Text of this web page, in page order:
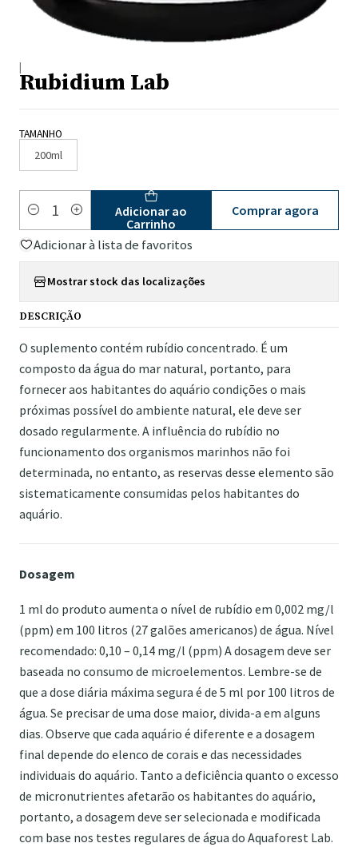
|
Rubidium Lab
TAMANHO
200ml
Quantidade
Adicionar ao
Carrinho
Comprar agora
Adicionar à lista de favoritos
Mostrar stock das localizações
DESCRIÇÃO
O suplemento contém rubídio concentrado. É um
composto da água do mar natural, portanto, para
fornecer aos habitantes do aquário condições o mais
próximas possível do ambiente natural, ele deve ser
dosado regularmente. A influência do rubídio no
funcionamento dos organismos marinhos não foi
determinada, no entanto, as reservas desse elemento são
sistematicamente consumidas pelos habitantes do
aquário.
Dosagem
1 ml do produto aumenta o nível de rubídio em 0,002 mg/l
(ppm) em 100 litros (27 galões americanos) de água. Nível
recomendado: 0,10 – 0,14 mg/l (ppm) A dosagem deve ser
baseada no consumo de microelementos. Lembre-se de
que a dose diária máxima segura é de 5 ml por 100 litros de
água. Se precisar de uma dose maior, divida-a em alguns
dias. Observe que cada aquário é diferente e a dosagem
final depende do elenco de corais e das necessidades
individuais do aquário. Tanto a deficiência quanto o excesso
de micronutrientes afetarão os habitantes do aquário,
portanto, a dosagem deve ser selecionada e modificada
com base nos testes regulares de água do Aquaforest Lab.